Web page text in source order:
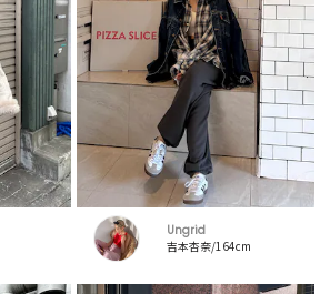
Ungrid
吉本杏奈/164cm